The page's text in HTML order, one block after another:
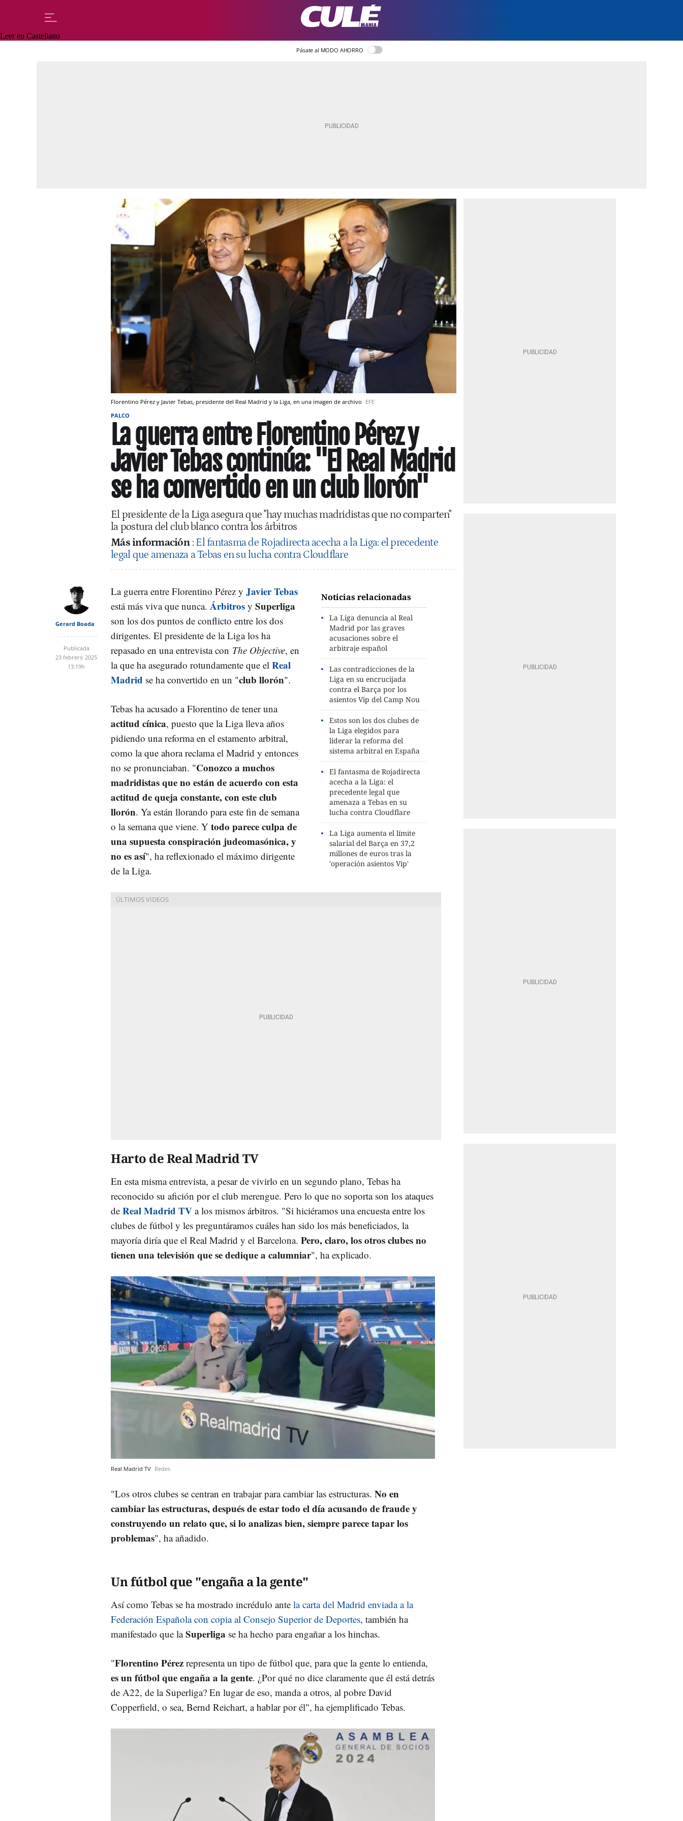
Leer en Castellano
Pásate al MODO AHORRO
Florentino Pérez y Javier Tebas, presidente del Real Madrid y la Liga, en una imagen de archivo EFE
PALCO
La guerra entre Florentino Pérez y
Javier Tebas continúa: "El Real Madrid
se ha convertido en un club llorón"
El presidente de la Liga asegura que "hay muchas madridistas que no comparten"
la postura del club blanco contra los árbitros
Más información : El fantasma de Rojadirecta acecha a la Liga: el precedente
legal que amenaza a Tebas en su lucha contra Cloudflare
Gerard Boada
Publicada
23 febrero 2025
13:19h
Noticias relacionadas
La Liga denuncia al Real
Madrid por las graves
acusaciones sobre el
arbitraje español
Las contradicciones de la
Liga en su encrucijada
contra el Barça por los
asientos Vip del Camp Nou
Estos son los dos clubes de
la Liga elegidos para
liderar la reforma del
sistema arbitral en España
El fantasma de Rojadirecta
acecha a la Liga: el
precedente legal que
amenaza a Tebas en su
lucha contra Cloudflare
La Liga aumenta el límite
salarial del Barça en 37,2
millones de euros tras la
'operación asientos Vip'
La guerra entre Florentino Pérez y Javier Tebas
está más viva que nunca. Árbitros y Superliga
son los dos puntos de conflicto entre los dos
dirigentes. El presidente de la Liga los ha
repasado en una entrevista con The Objective, en
la que ha asegurado rotundamente que el Real
Madrid se ha convertido en un "club llorón".
Tebas ha acusado a Florentino de tener una
actitud cínica, puesto que la Liga lleva años
pidiendo una reforma en el estamento arbitral,
como la que ahora reclama el Madrid y entonces
no se pronunciaban. "Conozco a muchos
madridistas que no están de acuerdo con esta
actitud de queja constante, con este club
llorón. Ya están llorando para este fin de semana
o la semana que viene. Y todo parece culpa de
una supuesta conspiración judeomasónica, y
no es así", ha reflexionado el máximo dirigente
de la Liga.
Harto de Real Madrid TV
En esta misma entrevista, a pesar de vivirlo en un segundo plano, Tebas ha
reconocido su afición por el club merengue. Pero lo que no soporta son los ataques
de Real Madrid TV a los mismos árbitros. "Si hiciéramos una encuesta entre los
clubes de fútbol y les preguntáramos cuáles han sido los más beneficiados, la
mayoría diría que el Real Madrid y el Barcelona. Pero, claro, los otros clubes no
tienen una televisión que se dedique a calumniar", ha explicado.
Real Madrid TV Redes
"Los otros clubes se centran en trabajar para cambiar las estructuras. No en
cambiar las estructuras, después de estar todo el día acusando de fraude y
construyendo un relato que, si lo analizas bien, siempre parece tapar los
problemas", ha añadido.
Un fútbol que "engaña a la gente"
Así como Tebas se ha mostrado incrédulo ante la carta del Madrid enviada a la
Federación Española con copia al Consejo Superior de Deportes, también ha
manifestado que laSuperliga se ha hecho para engañar a los hinchas.
"Florentino Pérez representa un tipo de fútbol que, para que la gente lo entienda,
es un fútbol que engaña a la gente. ¿Por qué no dice claramente que él está detrás
de A22, de la Superliga? En lugar de eso, manda a otros, al pobre David
Copperfield, o sea, Bernd Reichart, a hablar por él", ha ejemplificado Tebas.